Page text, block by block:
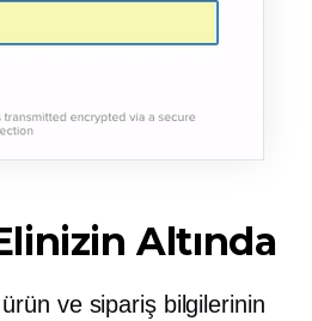
Altında
ürün ve sipariş bilgilerinin